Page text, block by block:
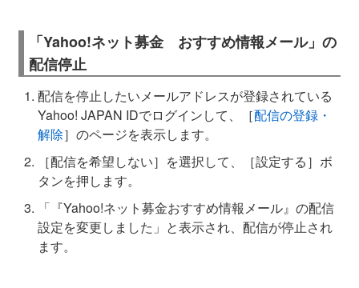
「Yahoo!ネット募金 おすすめ情報メール」の
配信停止
配信を停止したいメールアドレスが登録されている
Yahoo! JAPAN IDでログインして、［配信の登録・
解除］のページを表示します。
［配信を希望しない］を選択して、［設定する］ボ
タンを押します。
「『Yahoo!ネット募金おすすめ情報メール』の配信
設定を変更しました」と表示され、配信が停止され
ます。